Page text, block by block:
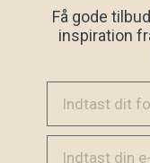
Få gode
inspiration